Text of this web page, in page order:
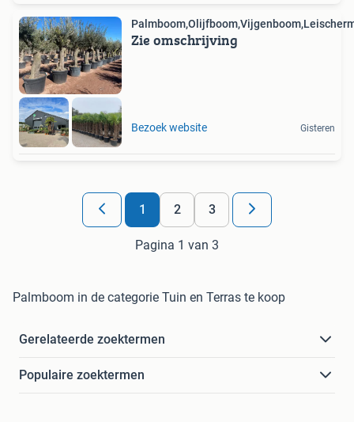
Zie omschrijving
Bezoek website Gisteren
1 2 3
Pagina 1 van 3
Palmboom in de categorie Tuin en Terras te koop
Gerelateerde zoektermen
Populaire zoektermen